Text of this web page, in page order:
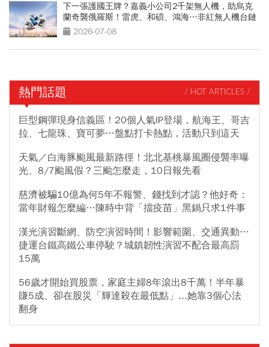
下一張護國王牌？嘉義小公司2千架無人機，助烏克
蘭奇襲俄羅斯！雷虎、和碩、鴻海…非紅無人機台鏈
點將2026-07-08
熱門話題 / HOT ARTICLES /
巨型鋼彈現身信義區！20個人氣IP登場，航海王、哥吉
拉、七龍珠、寶可夢…盤點打卡熱點，活動只到這天
天氣／白海豚颱風最新路徑！北北基桃暴風圈侵襲率曝
光、8/7颱風假？三颱怎麼走，10日報先看
慈濟被騙10億為何5年不報警、錢找到才認？他好奇：
當年財報怎麼編…陳時中背「擋疫苗」黑鍋只求1件事
漢光演習斷網、防空演習時間！影響範圍、交通異動…
捷運台鐵高鐵公車停駛？城鎮韌性演習不配合最高罰
15萬
56歲才開始買股票，家庭主婦8年滾出8千萬！半年暴
賺5成、卻在股災「輝達殺在最低點」...她靠3個心法
翻身